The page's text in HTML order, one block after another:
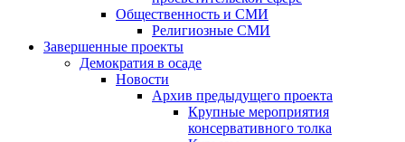
Общественность и СМИ
Религиозные СМИ
Завершенные проекты
Демократия в осаде
Новости
Архив предыдущего проекта
Крупные мероприятия
консервативного толка